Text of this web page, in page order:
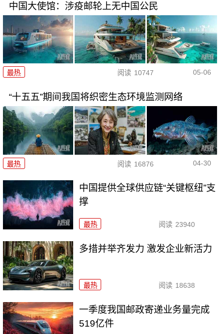
中国大使馆：涉疫邮轮上无中国公民
最热 阅读 10747 05-06
“十五五”期间我国将织密生态环境监测网络
最热 阅读 16876 04-30
中国提供全球供应链“关键枢纽”支
撑
最热 阅读 23940
多措并举齐发力 激发企业新活力
最热 阅读 18638
一季度我国邮政寄递业务量完成
519亿件